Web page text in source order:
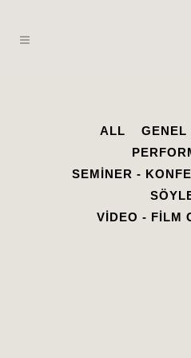
ALL GENEL
SEMINER -
VIDEO - FILM